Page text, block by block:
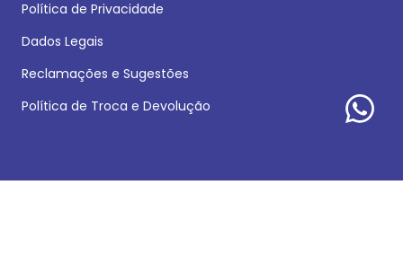
Política de Privacidade
Dados Legais
Reclamações e Sugestões
Política de Troca e Devolução
Formas de pagamento